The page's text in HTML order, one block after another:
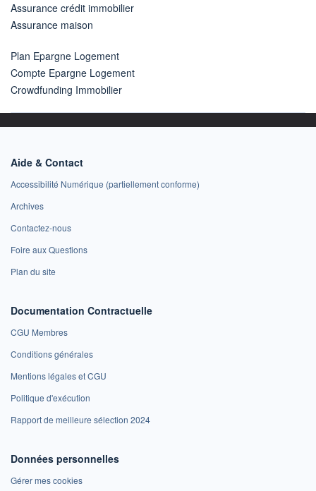
Assurance crédit immobilier
Assurance maison
Plan Epargne Logement
Compte Epargne Logement
Crowdfunding Immobilier
Aide & Contact
Accessibilité Numérique (partiellement conforme)
Archives
Contactez-nous
Foire aux Questions
Plan du site
Documentation Contractuelle
CGU Membres
Conditions générales
Mentions légales et CGU
Politique d'exécution
Rapport de meilleure sélection 2024
Données personnelles
Gérer mes cookies